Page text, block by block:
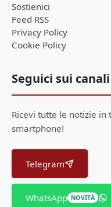
Sostienici
Feed RSS
Privacy Policy
Cookie Policy
Seguici sui canali
Ricevi tutte le notizie
smartphone!
Telegram
WhatsApp NOVITÀ